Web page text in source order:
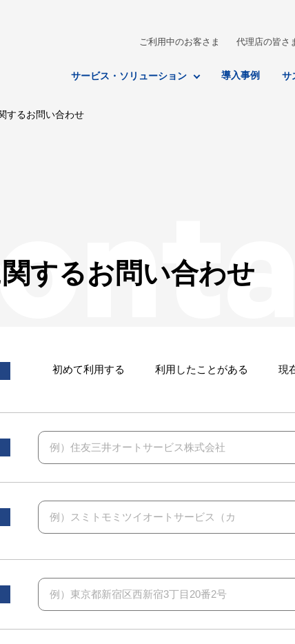
ご利用中のお客さま 代理店の皆さ
サービス・ソリューション 導入事例 サ
するお問い合わせ
するお問い合わせ
初めて利用する 利用したことがある 現
例）住友三井オートサービス株式会社
例）スミトモミツイオートサービス（カ
例）東京都新宿区西新宿3丁目20番2号